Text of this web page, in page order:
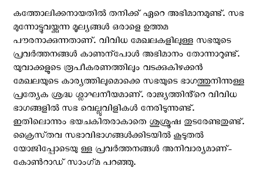
കത്തോലിക്കനായതിൽ തനിക്ക് ഏറെ അഭിമാനമുണ്ട്. സഭ
മുന്നോട്ടുവയ്ക്കുന്ന മൂല്യങ്ങൾ ഒരാളെ ഉത്തമ
പൗരനാക്കുന്നതാണ്. വിവിധ മേഖലകളിലുള്ള സഭയുടെ
പ്രവർത്തനങ്ങൾ കാണുന്‌പോൾ അഭിമാനം തോന്നാറുണ്ട്.
യുവാക്കളുടെ രൂപീകരണത്തിലും വടക്കുകിഴക്കൻ
മേഖലയുടെ കാര്യത്തിലുമൊക്കെ സഭയുടെ ഭാഗത്തുനിന്നുള്ള
പ്രത്യേക ശ്രദ്ധ ശ്ലാഘനീയമാണ്. രാജ്യത്തിൻ്റെ വിവിധ
ഭാഗങ്ങളിൽ സഭ വെല്ലുവിളികൾ നേരിടുന്നുണ്ട്.
ഇതിലൊന്നും ഭയചകിതരാകാതെ ശുശ്രൂഷ തുടരേണ്ടതുണ്ട്.
ക്രൈസ്‌തവ സഭാവിഭാഗങ്ങൾക്കിടയിൽ കൂടുതൽ
യോജിപ്പോടെയു ള്ള പ്രവർത്തനങ്ങൾ അനിവാര്യമാണ്-
കോൺറാഡ് സാംഗ്‌മ പറഞ്ഞു.